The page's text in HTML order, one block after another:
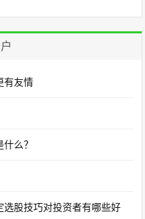
有友情
么？
选股技巧对投资者有哪些好